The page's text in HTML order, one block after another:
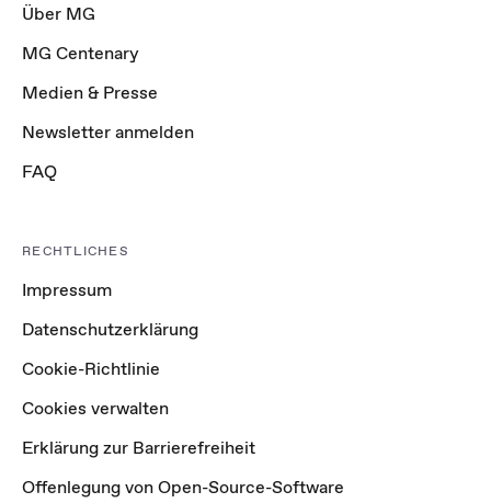
Über MG
MG Centenary
Medien & Presse
Newsletter anmelden
FAQ
RECHTLICHES
Impressum
Datenschutzerklärung
Cookie-Richtlinie
Cookies verwalten
Erklärung zur Barrierefreiheit
Offenlegung von Open-Source-Software